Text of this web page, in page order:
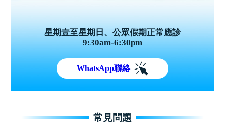
星期壹至星期日、公眾假期正常應診
9:30am-6:30pm
WhatsApp聯絡
常見問題